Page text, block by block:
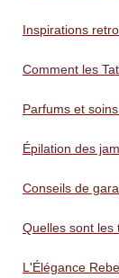
Inspirations retro
Comment les
Parfums et soins
Épilation des
Conseils de
Quelles sont les
L'Élégance